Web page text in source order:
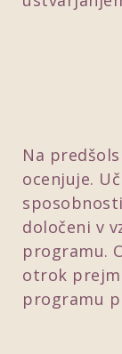
Na
ocenjuje.
določeni v
programu.
otrok
programu